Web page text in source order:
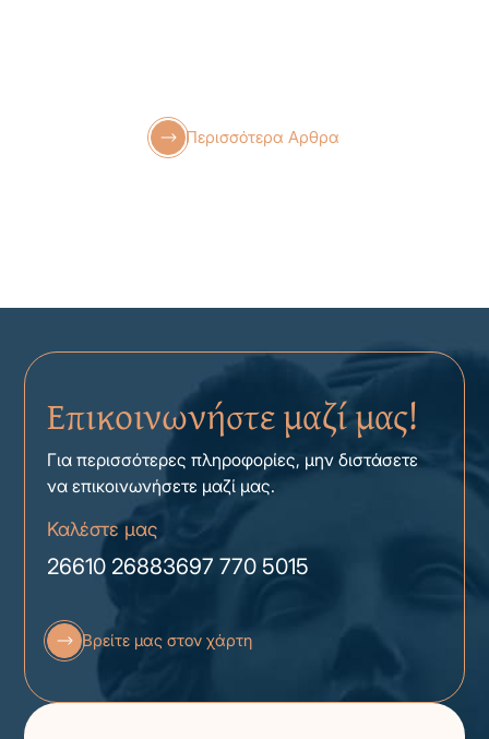
Περισσότερα Αρθρα
Επικοινωνήστε μαζί μας!
Για περισσότερες πληροφορίες, μην διστάσετε
να επικοινωνήσετε μαζί μας.
Καλέστε μας
26610 26883697 770 5015
Βρείτε μας στον χάρτη